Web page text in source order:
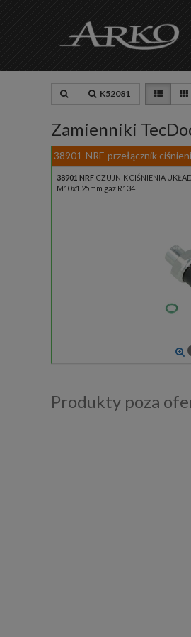
K52081
Zamienniki
38901 NRF przełącznik
38901 NRF CZUJNIK CIŚNIENIA
M10x1.25mm gaz R134
Produkty poza